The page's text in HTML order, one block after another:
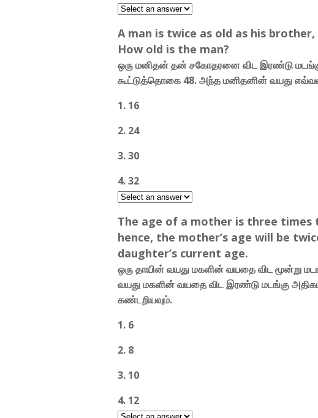
A man is twice as old as his
How old is the man?
ஒரு மனிதன் தன் சகோதரனை விட இரண்டு
கூட்டுத்தொகை 48. அந்த மனிதனின் வயது
1. 16
2. 24
3. 30
4. 32
The age of a mother is three
hence, the mother’s age will be
daughter’s current age.
ஒரு தாயின் வயது மகளின் வயதை விட மூன்று
வயது மகளின் வயதை விட இரண்டு மடங்கு
கண்டறியவும்.
1. 6
2. 8
3. 10
4. 12